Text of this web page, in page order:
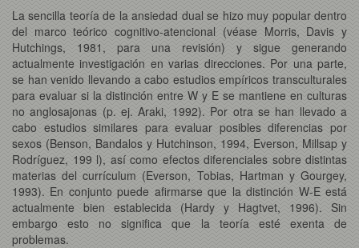
La sencilla teoría de la ansiedad dual se hizo muy popular dentro
del marco teórico cognitivo-atencional (véase Morris, Davis y
Hutchings, 1981, para una revisión) y sigue generando
actualmente investigación en varias direcciones. Por una parte,
se han venido llevando a cabo estudios empíricos transculturales
para evaluar si la distinción entre W y E se mantiene en culturas
no anglosajonas (p. ej. Araki, 1992). Por otra se han llevado a
cabo estudios similares para evaluar posibles diferencias por
sexos (Benson, Bandalos y Hutchinson, 1994, Everson, Millsap y
Rodríguez, 199 l), así como efectos diferenciales sobre distintas
materias del currículum (Everson, Tobias, Hartman y Gourgey,
1993). En conjunto puede afirmarse que la distinción W-E está
actualmente bien establecida (Hardy y Hagtvet, 1996). Sin
embargo esto no significa que la teoría esté exenta de
problemas.